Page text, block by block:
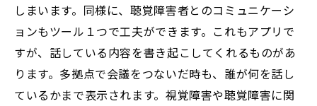
しまいます。同様に、聴覚障害者とのコミュニケーシ
ョンもツール１つで工夫ができます。これもアプリで
すが、話している内容を書き起こしてくれるものがあ
ります。多拠点で会議をつないだ時も、誰が何を話し
ているかまで表示されます。視覚障害や聴覚障害に関